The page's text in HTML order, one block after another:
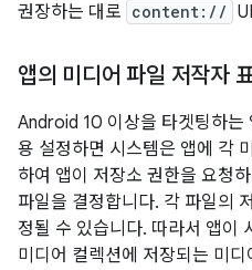
권장하는 대로 content://
앱의 미디어 파일 저작자
Android 10 이상을 타겟팅하는
용 설정하면 시스템은 앱에 각
하여 앱이 저장소 권한을 요청
파일을 결정합니다. 각 파일의
정될 수 있습니다. 따라서 앱이
미디어 컬렉션에 저장되는 미